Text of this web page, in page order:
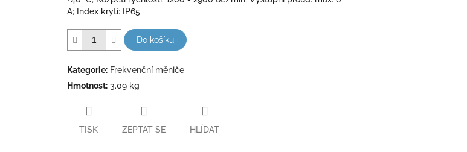
A; Index krytí: IP65
Do košíku
Kategorie: Frekvenční měniče
Hmotnost: 3.09 kg
TISK ZEPTAT SE HLÍDAT